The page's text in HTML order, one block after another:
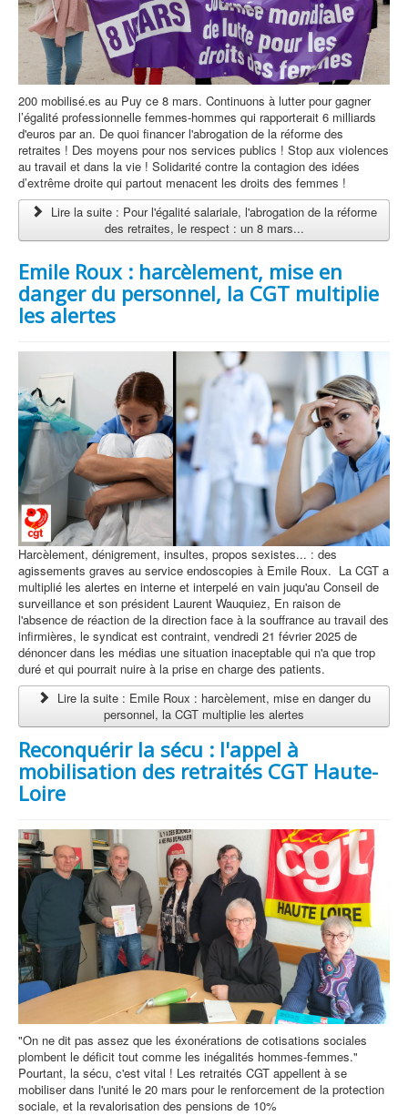
200 mobilisé.es au Puy ce 8 mars. Continuons à lutter pour gagner
l’égalité professionnelle femmes-hommes qui rapporterait 6 milliards
d'euros par an. De quoi financer l'abrogation de la réforme des
retraites ! Des moyens pour nos services publics ! Stop aux violences
au travail et dans la vie ! Solidarité contre la contagion des idées
d’extrême droite qui partout menacent les droits des femmes !
Lire la suite : Pour l'égalité salariale, l'abrogation de la réforme
des retraites, le respect : un 8 mars...
Emile Roux : harcèlement, mise en
danger du personnel, la CGT multiplie
les alertes
Harcèlement, dénigrement, insultes, propos sexistes... : des
agissements graves au service endoscopies à Emile Roux. La CGT a
multiplié les alertes en interne et interpelé en vain juqu'au Conseil de
surveillance et son président Laurent Wauquiez, En raison de
l'absence de réaction de la direction face à la souffrance au travail des
infirmières, le syndicat est contraint, vendredi 21 février 2025 de
dénoncer dans les médias une situation inaceptable qui n'a que trop
duré et qui pourrait nuire à la prise en charge des patients.
Lire la suite : Emile Roux : harcèlement, mise en danger du
personnel, la CGT multiplie les alertes
Reconquérir la sécu : l'appel à
mobilisation des retraités CGT Haute-
Loire
"On ne dit pas assez que les éxonérations de cotisations sociales
plombent le déficit tout comme les inégalités hommes-femmes."
Pourtant, la sécu, c'est vital ! Les retraités CGT appellent à se
mobiliser dans l'unité le 20 mars pour le renforcement de la protection
sociale, et la revalorisation des pensions de 10%